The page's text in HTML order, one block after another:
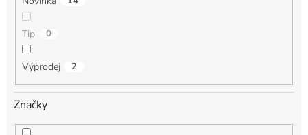
Tip 0
Výprodej 2
Značky